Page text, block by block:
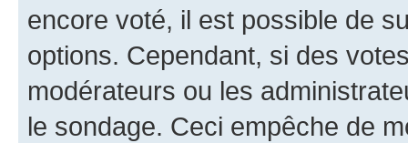
encore voté, il est possible de
options. Cependant, si des
modérateurs ou les
le sondage. Ceci empêche de